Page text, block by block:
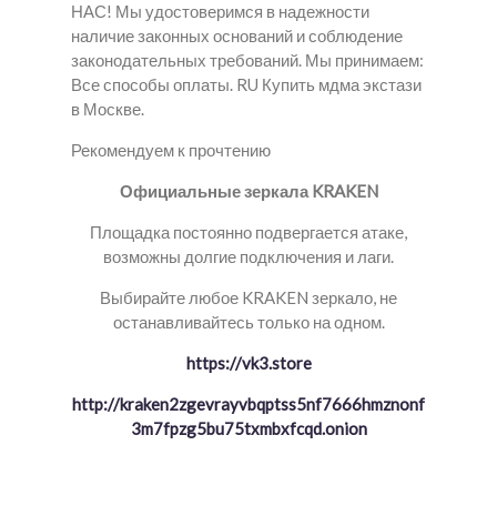
НАС! Мы удостоверимся в надежности
наличие законных оснований и соблюдение
законодательных требований. Мы принимаем:
Все способы оплаты. RU Купить мдма экстази
в Москве.
Рекомендуем к прочтению
Официальные зеркала KRAKEN
Площадка постоянно подвергается атаке,
возможны долгие подключения и лаги.
Выбирайте любое KRAKEN зеркало, не
останавливайтесь только на одном.
https://vk3.store
http://kraken2zgevrayvbqptss5nf7666hmznonf
3m7fpzg5bu75txmbxfcqd.onion